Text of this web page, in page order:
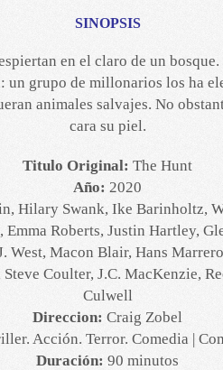
SINOPSIS
en el claro de un
un grupo de millonarios los ha
animales salvajes. No
cara su piel.
Titulo Original: The Hunt
Año: 2020
Hilary Swank, Ike Barinholtz,
Emma Roberts, Justin Hartley,
West, Macon Blair, Hans
Coulter, J.C. MacKenzie,
Culwell
Direccion: Craig Zobel
Acción. Terror. Comedia |
Duración: 90 minutos